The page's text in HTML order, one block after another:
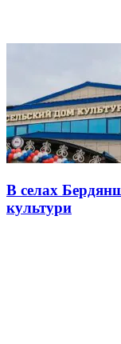
В селах
культури